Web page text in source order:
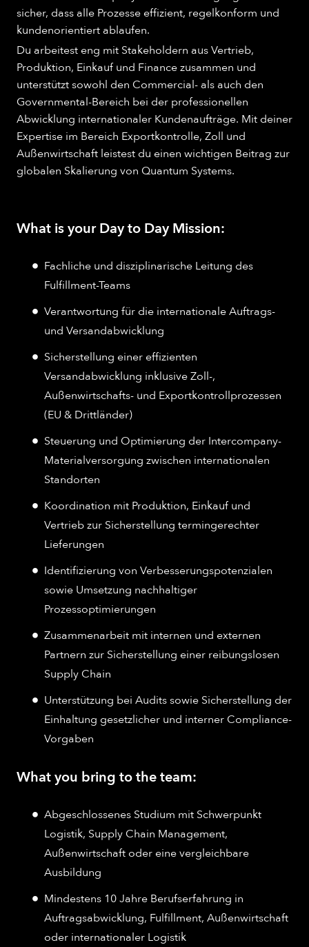
sicher, dass alle Prozesse effizient, regelkonform und
kundenorientiert ablaufen.
Du arbeitest eng mit Stakeholdern aus Vertrieb,
Produktion, Einkauf und Finance zusammen und
unterstützt sowohl den Commercial- als auch den
Governmental-Bereich bei der professionellen
Abwicklung internationaler Kundenaufträge. Mit deiner
Expertise im Bereich Exportkontrolle, Zoll und
Außenwirtschaft leistest du einen wichtigen Beitrag zur
globalen Skalierung von Quantum Systems.
What is your Day to Day Mission:
Fachliche und disziplinarische Leitung des
Fulfillment-Teams
Verantwortung für die internationale Auftrags-
und Versandabwicklung
Sicherstellung einer effizienten
Versandabwicklung inklusive Zoll-,
Außenwirtschafts- und Exportkontrollprozessen
(EU & Drittländer)
Steuerung und Optimierung der Intercompany-
Materialversorgung zwischen internationalen
Standorten
Koordination mit Produktion, Einkauf und
Vertrieb zur Sicherstellung termingerechter
Lieferungen
Identifizierung von Verbesserungspotenzialen
sowie Umsetzung nachhaltiger
Prozessoptimierungen
Zusammenarbeit mit internen und externen
Partnern zur Sicherstellung einer reibungslosen
Supply Chain
Unterstützung bei Audits sowie Sicherstellung der
Einhaltung gesetzlicher und interner Compliance-
Vorgaben
What you bring to the team:
Abgeschlossenes Studium mit Schwerpunkt
Logistik, Supply Chain Management,
Außenwirtschaft oder eine vergleichbare
Ausbildung
Mindestens 10 Jahre Berufserfahrung in
Auftragsabwicklung, Fulfillment, Außenwirtschaft
oder internationaler Logistik